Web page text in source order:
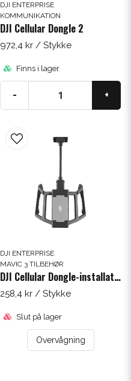
DJI ENTERPRISE
KOMMUNIKATION
DJI Cellular Dongle 2
972,4 kr / Stykke
Finns i lager
- +
DJI ENTERPRISE
MAVIC 3 TILBEHØR
DJI Cellular Dongle-installationsbeslag Mavic 3
258,4 kr / Stykke
Slut på lager
Overvågning